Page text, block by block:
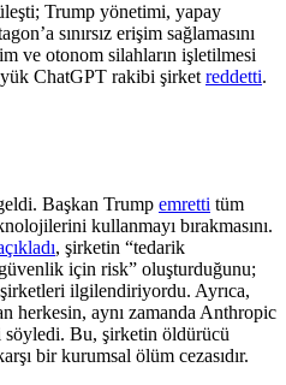
Trump yönetimi, yapay
sınırsız erişim sağlamasını
ve otonom silahların işletilmesi
ChatGPT rakibi şirket reddetti.
Başkan Trump emretti tüm
kullanmayı bırakmasını.
, şirketin “tedarik
için risk” oluşturduğunu;
ilgilendiriyordu. Ayrıca,
herkesin, aynı zamanda Anthropic
söyledi. Bu, şirketin öldürücü
bir kurumsal ölüm cezasıdır.